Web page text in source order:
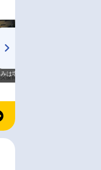
みは塩だけ